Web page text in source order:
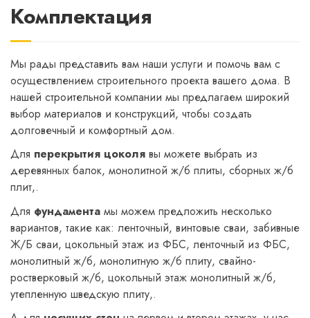
Комплектация
Мы рады представить вам наши услуги и помочь вам с
осуществлением строительного проекта вашего дома. В
нашей строительной компании мы предлагаем широкий
выбор материалов и конструкций, чтобы создать
долговечный и комфортный дом.
Для перекрытия цоколя вы можете выбрать из
деревянных балок, монолитной ж/б плиты, сборных ж/б
плит,.
Для фундамента мы можем предложить несколько
вариантов, такие как: ленточный, винтовые сваи, забивные
Ж/Б сваи, цокольный этаж из ФБС, ленточный из ФБС,
монолитный ж/б, монолитную ж/б плиту, свайно-
ростверковый ж/б, цокольный этаж монолитный ж/б,
утепленную шведскую плиту,.